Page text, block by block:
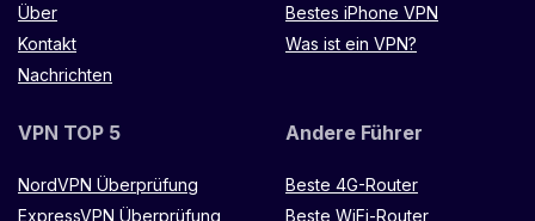
Über
Kontakt
Nachrichten
Bestes iPhone VPN
Was ist ein VPN?
VPN TOP 5
NordVPN Überprüfung
ExpressVPN Überprüfung
Andere Führer
Beste 4G-Router
Beste WiFi-Router